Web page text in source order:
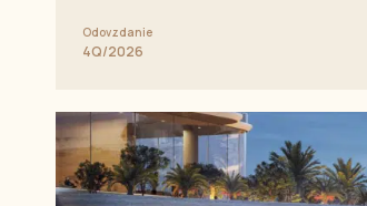
Odovzdanie
4Q/2026